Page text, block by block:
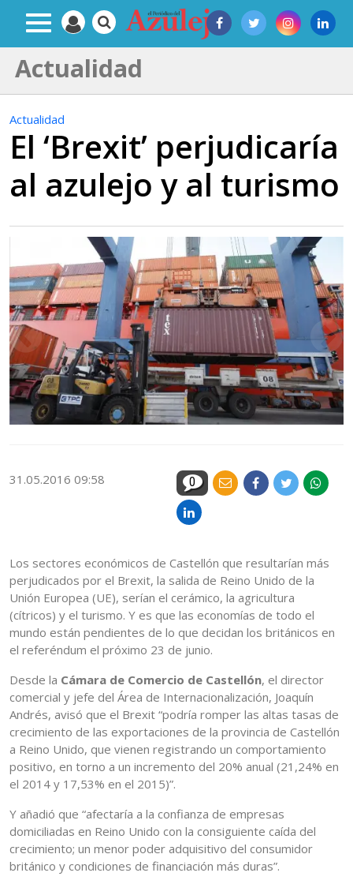
Actualidad
Actualidad
El ‘Brexit’ perjudicaría
al azulejo y al turismo
31.05.2016 09:58 0
Los sectores económicos de Castellón que resultarían más
perjudicados por el Brexit, la salida de Reino Unido de la
Unión Europea (UE), serían el cerámico, la agricultura
(cítricos) y el turismo. Y es que las economías de todo el
mundo están pendientes de lo que decidan los británicos en
el referéndum el próximo 23 de junio.
Desde la Cámara de Comercio de Castellón, el director
comercial y jefe del Área de Internacionalización, Joaquín
Andrés, avisó que el Brexit “podría romper las altas tasas de
crecimiento de las exportaciones de la provincia de Castellón
a Reino Unido, que vienen registrando un comportamiento
positivo, en torno a un incremento del 20% anual (21,24% en
el 2014 y 17,53% en el 2015)”.
Y añadió que “afectaría a la confianza de empresas
domiciliadas en Reino Unido con la consiguiente caída del
crecimiento; un menor poder adquisitivo del consumidor
británico y condiciones de financiación más duras”.